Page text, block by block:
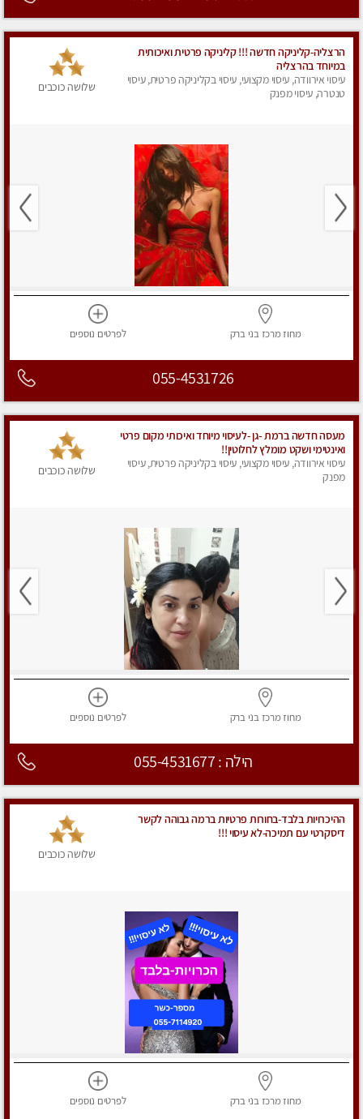
הרצליה-קליניקה חדשה !!! קליניקה פרטית ואיכותית
במיוחד בהרצליה
עיסוי אירוודה, עיסוי מקצועי, עיסוי בקליניקה פרטית, עיסוי
טנטרה, עיסוי מפנק
שלושה כוכבים
מחוז מרכז בני ברק לפרטים נוספים
055-4531726
מעסה חדשה ברמת -גן -לעיסוי מיוחד ואיכותי מקום פרטי
ואינטימי ושקט מומלץ לחלוטין!!
עיסוי אירוודה, עיסוי מקצועי, עיסוי בקליניקה פרטית, עיסוי
מפנק
שלושה כוכבים
מחוז מרכז בני ברק לפרטים נוספים
הילה : 055-4531677
ההיכרויות בלבד-בחורות פרטיות ברמה גבוהה לקשר
דיסקרטי עם תמיכה-לא עיסוי !!!
שלושה כוכבים
מחוז מרכז בני ברק לפרטים נוספים